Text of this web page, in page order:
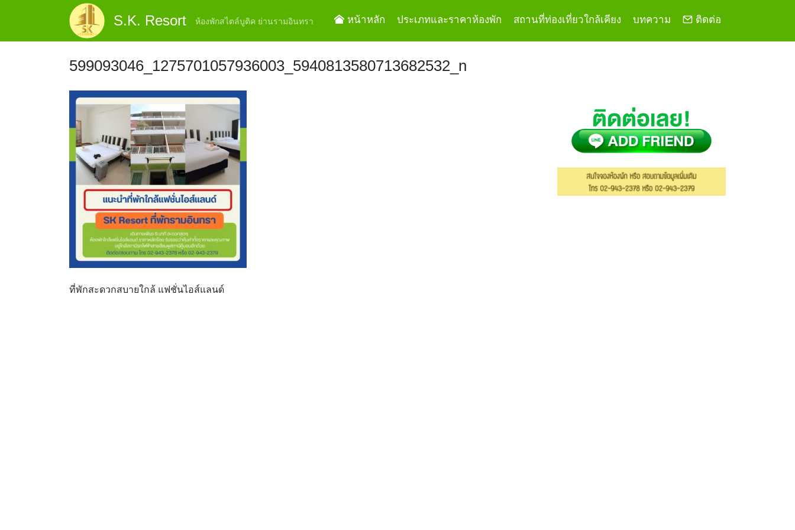
S.K. Resort ห้องพักสไตล์บูติค ย่านรามอินทรา หน้าหลัก ประเภทและราคาห้องพัก สถานที่ท่องเที่ยวใกล้เคียง บทความ ติดต่อ
599093046_1275701057936003_5940813580713682532_n
ที่พักสะดวกสบายใกล้ แฟชั่นไอส์แลนด์